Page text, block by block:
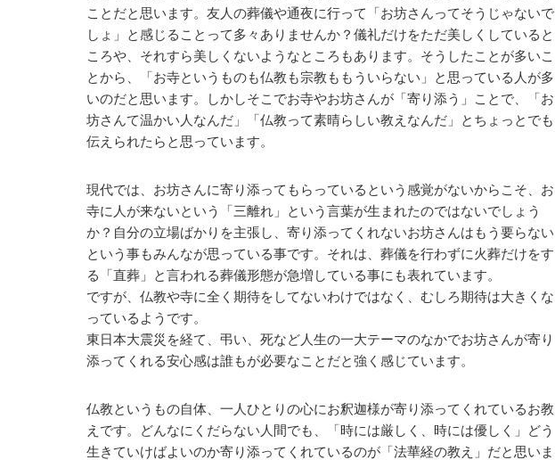
ことだと思います。友人の葬儀や通夜に行って「お坊さんってそうじゃないで
しょ」と感じることって多々ありませんか？儀礼だけをただ美しくしていると
ころや、それすら美しくないようなところもあります。そうしたことが多いこ
とから、「お寺というものも仏教も宗教ももういらない」と思っている人が多
いのだと思います。しかしそこでお寺やお坊さんが「寄り添う」ことで、「お
坊さんて温かい人なんだ」「仏教って素晴らしい教えなんだ」とちょっとでも
伝えられたらと思っています。
現代では、お坊さんに寄り添ってもらっているという感覚がないからこそ、お
寺に人が来ないという「三離れ」という言葉が生まれたのではないでしょう
か？自分の立場ばかりを主張し、寄り添ってくれないお坊さんはもう要らない
という事もみんなが思っている事です。それは、葬儀を行わずに火葬だけをす
る「直葬」と言われる葬儀形態が急増している事にも表れています。
ですが、仏教や寺に全く期待をしてないわけではなく、むしろ期待は大きくな
っているようです。
東日本大震災を経て、弔い、死など人生の一大テーマのなかでお坊さんが寄り
添ってくれる安心感は誰もが必要なことだと強く感じています。
仏教というもの自体、一人ひとりの心にお釈迦様が寄り添ってくれているお教
えです。どんなにくだらない人間でも、「時には厳しく、時には優しく」どう
生きていけばよいのか寄り添ってくれているのが「法華経の教え」だと思いま